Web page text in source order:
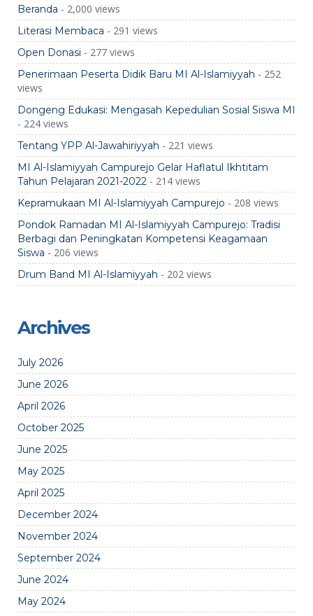
Beranda - 2,000 views
Literasi Membaca - 291 views
Open Donasi - 277 views
Penerimaan Peserta Didik Baru MI Al-Islamiyyah - 252
views
Dongeng Edukasi: Mengasah Kepedulian Sosial Siswa MI
- 224 views
Tentang YPP Al-Jawahiriyyah - 221 views
MI Al-Islamiyyah Campurejo Gelar Haflatul Ikhtitam
Tahun Pelajaran 2021-2022 - 214 views
Kepramukaan MI Al-Islamiyyah Campurejo - 208 views
Pondok Ramadan MI Al-Islamiyyah Campurejo: Tradisi
Berbagi dan Peningkatan Kompetensi Keagamaan
Siswa - 206 views
Drum Band MI Al-Islamiyyah - 202 views
Archives
July 2026
June 2026
April 2026
October 2025
June 2025
May 2025
April 2025
December 2024
November 2024
September 2024
June 2024
May 2024